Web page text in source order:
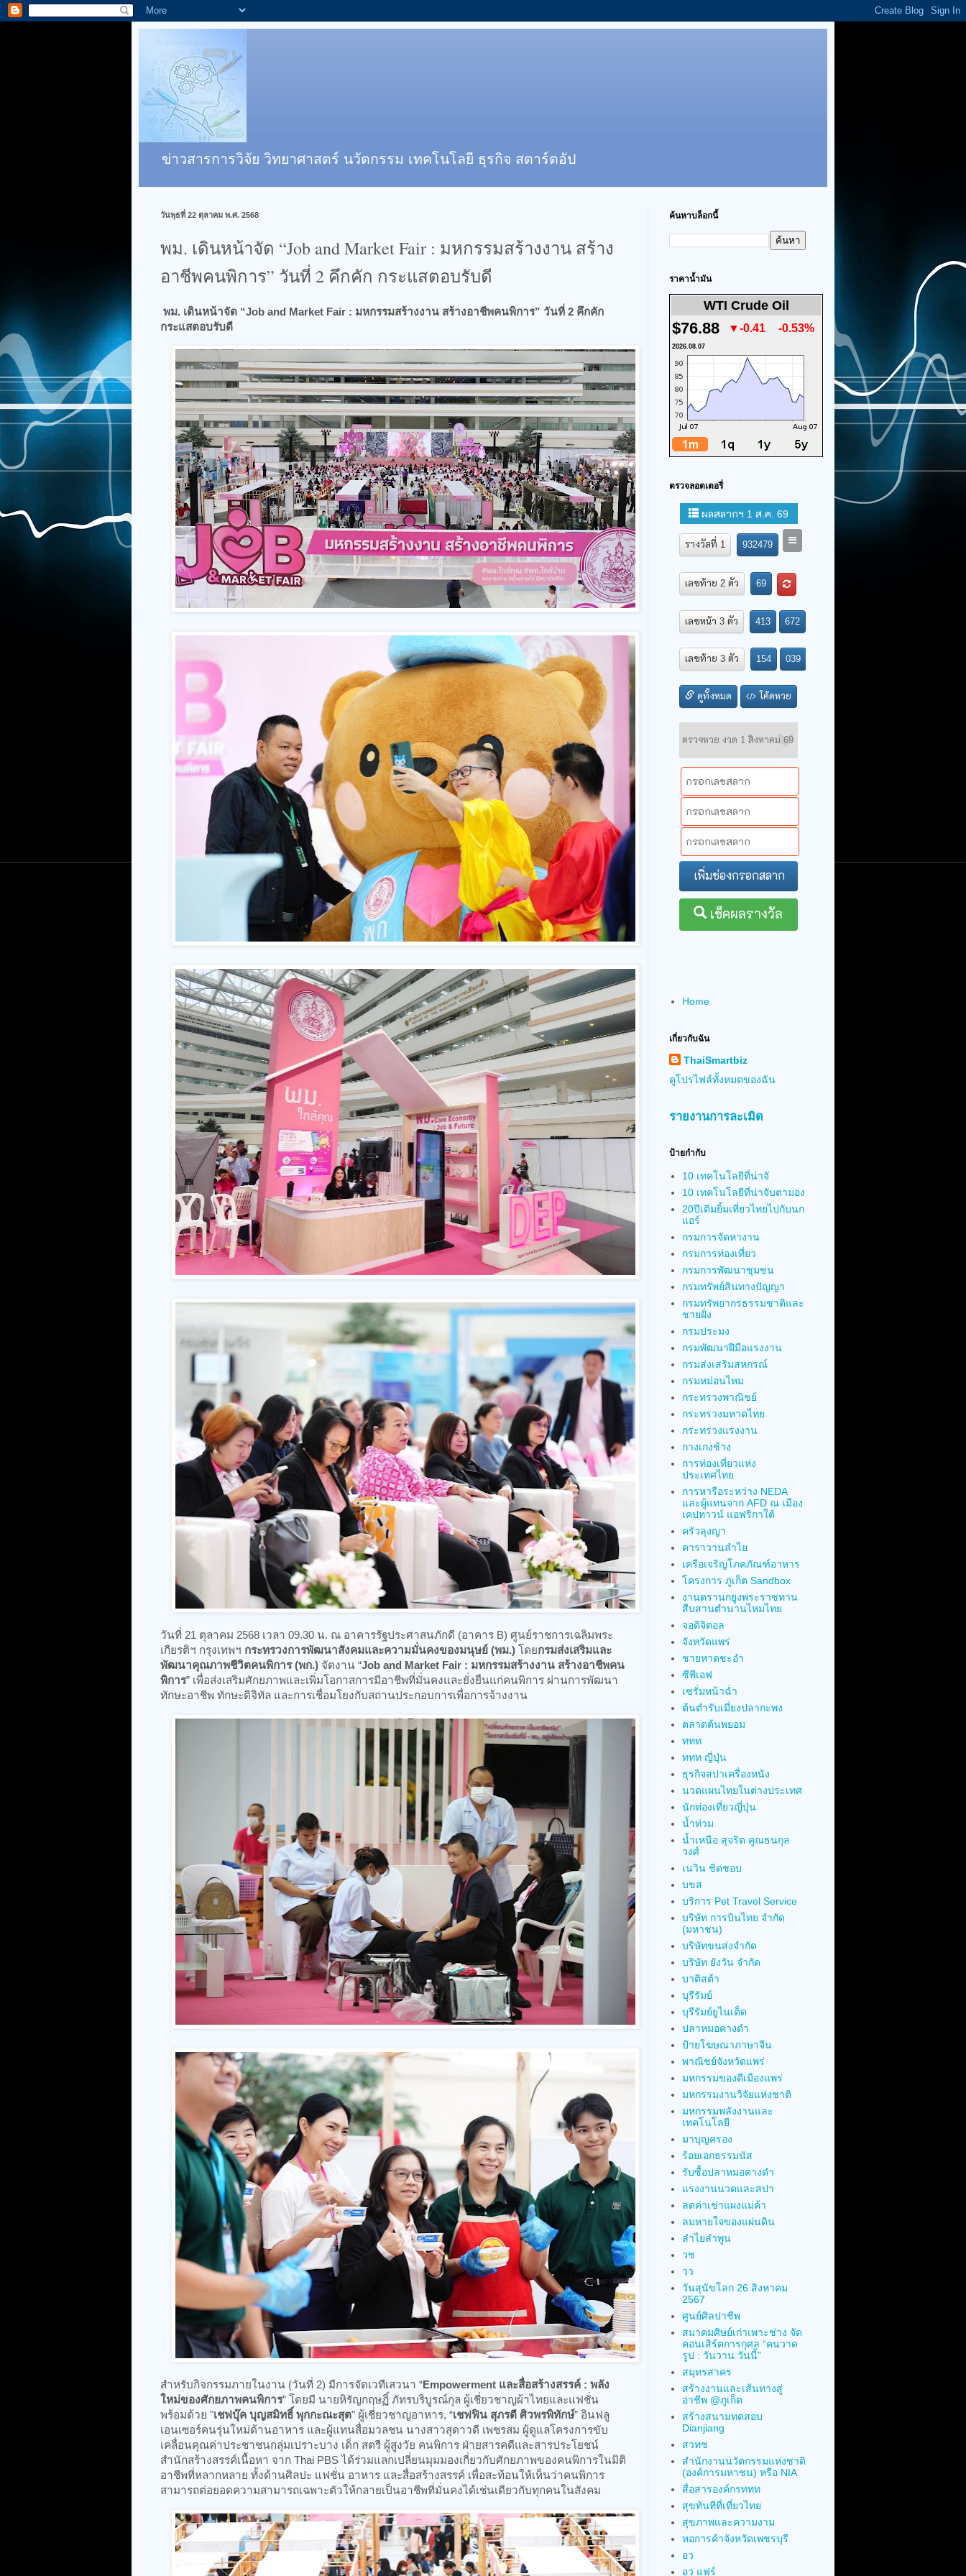
ข่าวสารการวิจัย วิทยาศาสตร์ นวัตกรรม เทคโนโลยี ธุรกิจ สตาร์ตอัป
วันพุธที่ 22 ตุลาคม พ.ศ. 2568
พม. เดินหน้าจัด “Job and Market Fair : มหกรรมสร้างงาน สร้าง
อาชีพคนพิการ” วันที่ 2 คึกคัก กระแสตอบรับดี
พม. เดินหน้าจัด “Job and Market Fair : มหกรรมสร้างงาน สร้างอาชีพคนพิการ” วันที่ 2 คึกคัก
กระแสตอบรับดี
วันที่ 21 ตุลาคม 2568 เวลา 09.30 น. ณ อาคารรัฐประศาสนภักดี (อาคาร B) ศูนย์ราชการเฉลิมพระ
เกียรติฯ กรุงเทพฯ กระทรวงการพัฒนาสังคมและความมั่นคงของมนุษย์ (พม.) โดยกรมส่งเสริมและ
พัฒนาคุณภาพชีวิตคนพิการ (พก.) จัดงาน “Job and Market Fair : มหกรรมสร้างงาน สร้างอาชีพคน
พิการ” เพื่อส่งเสริมศักยภาพและเพิ่มโอกาสการมีอาชีพที่มั่นคงและยั่งยืนแก่คนพิการ ผ่านการพัฒนา
ทักษะอาชีพ ทักษะดิจิทัล และการเชื่อมโยงกับสถานประกอบการเพื่อการจ้างงาน
สำหรับกิจกรรมภายในงาน (วันที่ 2) มีการจัดเวทีเสวนา “Empowerment และสื่อสร้างสรรค์ : พลัง
ใหม่ของศักยภาพคนพิการ” โดยมี นายหิรัญกฤษฏิ์ ภัทรบริบูรณ์กุล ผู้เชี่ยวชาญผ้าไทยและแฟชั่น
พร้อมด้วย "เชฟบุ๊ค บุญสมิทธิ์ พุกกะณะสุต" ผู้เชี่ยวชาญอาหาร, “เชฟฟิน สุภรดี ศิวพรพิทักษ์” อินฟลู
เอนเซอร์คนรุ่นใหม่ด้านอาหาร และผู้แทนสื่อมวลชน นางสาวสุดาวดี เพชรสม ผู้ดูแลโครงการขับ
เคลื่อนคุณค่าประชาชนกลุ่มเปราะบาง เด็ก สตรี ผู้สูงวัย คนพิการ ฝ่ายสารคดีและสารประโยชน์
สำนักสร้างสรรค์เนื้อหา จาก Thai PBS ได้ร่วมแลกเปลี่ยนมุมมองเกี่ยวกับศักยภาพของคนพิการในมิติ
อาชีพที่หลากหลาย ทั้งด้านศิลปะ แฟชั่น อาหาร และสื่อสร้างสรรค์ เพื่อสะท้อนให้เห็นว่าคนพิการ
สามารถต่อยอดความสามารถเฉพาะตัวให้กลายเป็นอาชีพที่มั่นคงได้เช่นเดียวกับทุกคนในสังคม
ค้นหาบล็อกนี้
ราคาน้ำมัน
WTI Crude Oil
$76.88 ▼-0.41 -0.53%
2026.08.07
ตรวจลอตเตอรี่
Home
เกี่ยวกับฉัน
ThaiSmartbiz
ดูโปรไฟล์ทั้งหมดของฉัน
รายงานการละเมิด
ป้ายกำกับ
10 เทคโนโลยีที่น่าจั
10 เทคโนโลยีที่น่าจับตามอง
20ปีเติมยิ้มเที่ยวไทยไปกับนก
แอร์
กรมการจัดหางาน
กรมการท่องเที่ยว
กรมการพัฒนาชุมชน
กรมทรัพย์สินทางปัญญา
กรมทรัพยากรธรรมชาติและ
ชายฝั่ง
กรมประมง
กรมพัฒนาฝีมือแรงงาน
กรมส่งเสริมสหกรณ์
กรมหม่อนไหม
กระทรวงพาณิชย์
กระทรวงมหาดไทย
กระทรวงแรงงาน
กางเกงช้าง
การท่องเที่ยวแห่ง
ประเทศไทย
การหารือระหว่าง NEDA
และผู้แทนจาก AFD ณ เมือง
เคปทาวน์ แอฟริกาใต้
ครัวลุงญา
คาราวานลำไย
เครือเจริญโภคภัณฑ์อาหาร
โครงการ ภูเก็ต Sandbox
งานตรานกยูงพระราชทาน
สืบสานตำนานไหมไทย
จอดิจิตอล
จังหวัดแพร่
ชายหาดชะอำ
ซีพีเอฟ
เซรั่มหน้าฉ่ำ
ต้นตำรับเมี่ยงปลากะพง
ตลาดต้นพยอม
ททท
ททท ญี่ปุ่น
ธุรกิจสปาเครื่องหนัง
นวดแผนไทยในต่างประเทศ
นักท่องเที่ยวญี่ปุ่น
น้ำท่วม
น้ำเหนือ สุจริต คูณธนกุล
วงศ์
เนวิน ชิดชอบ
บขส
บริการ Pet Travel Service
บริษัท การบินไทย จำกัด
(มหาชน)
บริษัทขนส่งจำกัด
บริษัท ยังวัน จำกัด
บาติสต้า
บุรีรัมย์
บุรีรัมย์ยูไนเต็ด
ปลาหมอคางดำ
ป้ายโฆษณาภาษาจีน
พาณิชย์จังหวัดแพร่
มหกรรมของดีเมืองแพร่
มหกรรมงานวิจัยแห่งชาติ
มหกรรมพลังงานและ
เทคโนโลยี
มาบุญครอง
ร้อยเอกธรรมนัส
รับซื้อปลาหมอคางดำ
แรงงานนวดและสปา
ลดค่าเช่าแผงแม่ค้า
ลมหายใจของแผ่นดิน
ลำไยลำพูน
วช
วว
วันสุนัขโลก 26 สิงหาคม
2567
ศูนย์ศิลปาชีพ
สมาคมศิษย์เก่าเพาะช่าง จัด
คอนเสิร์ตการกุศล “คนวาด
รูป : วันวาน วันนี้”
สมุทรสาคร
สร้างงานและเส้นทางสู่
อาชีพ @ภูเก็ต
สร้างสนามทดสอบ
Dianjiang
สวทช
สำนักงานนวัตกรรมแห่งชาติ
(องค์การมหาชน) หรือ NIA
สื่อสารองค์กรททท
สุขทันทีที่เที่ยวไทย
สุขภาพและความงาม
หอการค้าจังหวัดเพชรบุรี
อว
อว แฟร์